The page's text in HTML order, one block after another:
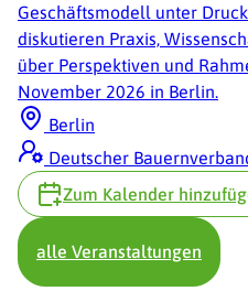
Geschäftsmodell unter
diskutieren Praxis,
über Perspektiven und
November 2026 in Berlin.
Berlin
Deutscher
Zum Kalender
alle Veranstaltungen